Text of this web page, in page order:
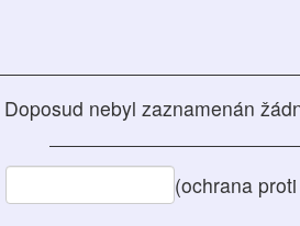
Doposud nebyl zaznamenán
(ochrana